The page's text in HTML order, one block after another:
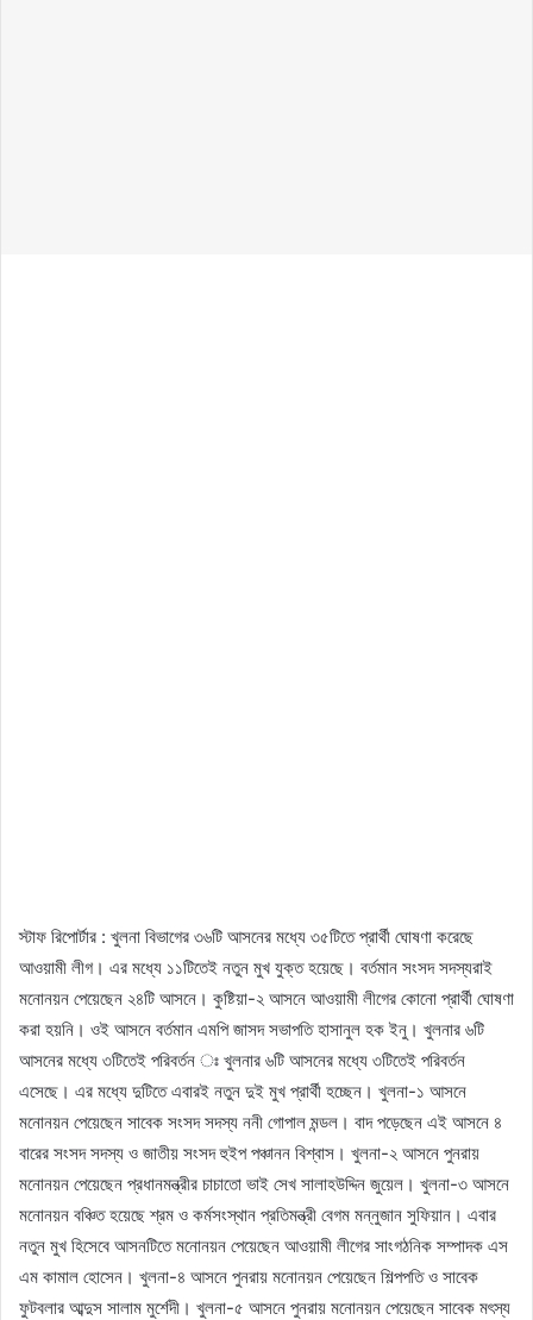
স্টাফ রিপোর্টার : খুলনা বিভাগের ৩৬টি আসনের মধ্যে ৩৫টিতে প্রার্থী ঘোষণা করেছে
আওয়ামী লীগ। এর মধ্যে ১১টিতেই নতুন মুখ যুক্ত হয়েছে। বর্তমান সংসদ সদস্যরাই
মনোনয়ন পেয়েছেন ২৪টি আসনে। কুষ্টিয়া-২ আসনে আওয়ামী লীগের কোনো প্রার্থী ঘোষণা
করা হয়নি। ওই আসনে বর্তমান এমপি জাসদ সভাপতি হাসানুল হক ইনু। খুলনার ৬টি
আসনের মধ্যে ৩টিতেই পরিবর্তন ঃ খুলনার ৬টি আসনের মধ্যে ৩টিতেই পরিবর্তন
এসেছে। এর মধ্যে দুটিতে এবারই নতুন দুই মুখ প্রার্থী হচ্ছেন। খুলনা-১ আসনে
মনোনয়ন পেয়েছেন সাবেক সংসদ সদস্য ননী গোপাল মন্ডল। বাদ পড়েছেন এই আসনে ৪
বারের সংসদ সদস্য ও জাতীয় সংসদ হুইপ পঞ্চানন বিশ্বাস। খুলনা-২ আসনে পুনরায়
মনোনয়ন পেয়েছেন প্রধানমন্ত্রীর চাচাতো ভাই সেখ সালাহউদ্দিন জুয়েল। খুলনা-৩ আসনে
মনোনয়ন বঞ্চিত হয়েছে শ্রম ও কর্মসংস্থান প্রতিমন্ত্রী বেগম মন্নুজান সুফিয়ান। এবার
নতুন মুখ হিসেবে আসনটিতে মনোনয়ন পেয়েছেন আওয়ামী লীগের সাংগঠনিক সম্পাদক এস
এম কামাল হোসেন। খুলনা-৪ আসনে পুনরায় মনোনয়ন পেয়েছেন শিল্পপতি ও সাবেক
ফুটবলার আব্দুস সালাম মুর্শেদী। খুলনা-৫ আসনে পুনরায় মনোনয়ন পেয়েছেন সাবেক মৎস্য